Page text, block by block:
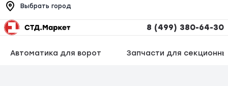
Выбрать город
8 (499) 380-64-30
Автоматика для ворот Запчасти для